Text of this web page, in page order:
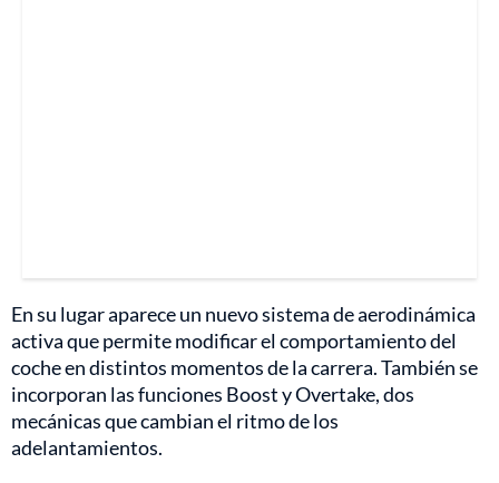
En su lugar aparece un nuevo sistema de aerodinámica
activa que permite modificar el comportamiento del
coche en distintos momentos de la carrera. También se
incorporan las funciones Boost y Overtake, dos
mecánicas que cambian el ritmo de los
adelantamientos.